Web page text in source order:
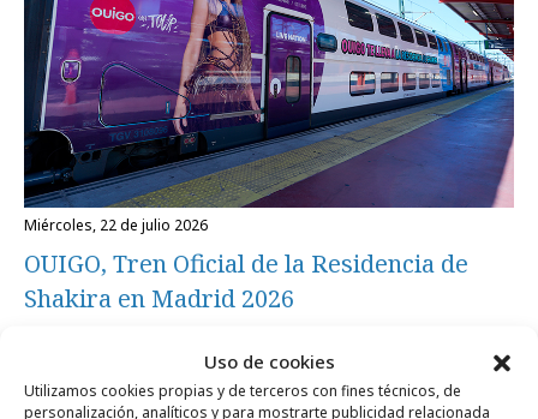
Uso de cookies
Utilizamos cookies propias y de terceros con fines técnicos, de
personalización, analíticos y para mostrarte publicidad relacionada
miércoles, 22 de julio 2026
OUIGO, Tren Oficial de la Residencia de
Shakira en Madrid 2026